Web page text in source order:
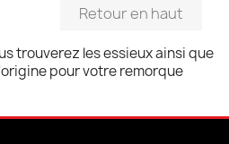
Retour en haut
trouverez les essieux ainsi que
pour votre remorque